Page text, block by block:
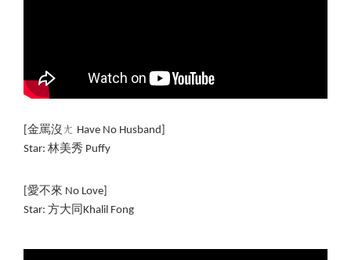
[金罵沒ㄤ Have No Husband]
Star: 林美秀 Puffy
[愛不來 No Love]
Star: 方大同Khalil Fong